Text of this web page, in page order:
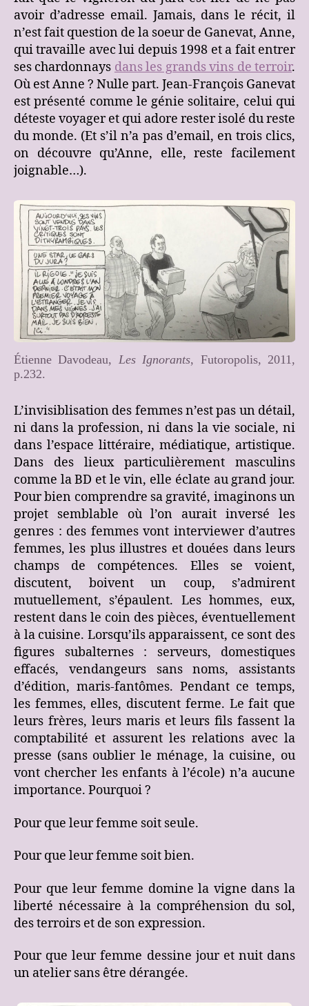
avoir d’adresse email. Jamais, dans le récit, il
n’est fait question de la soeur de Ganevat, Anne,
qui travaille avec lui depuis 1998 et a fait entrer
ses chardonnays dans les grands vins de terroir.
Où est Anne ? Nulle part. Jean-François Ganevat
est présenté comme le génie solitaire, celui qui
déteste voyager et qui adore rester isolé du reste
du monde. (Et s’il n’a pas d’email, en trois clics,
on découvre qu’Anne, elle, reste facilement
joignable…).
Étienne Davodeau, Les Ignorants, Futoropolis, 2011,
p.232.
L’invisiblisation des femmes n’est pas un détail,
ni dans la profession, ni dans la vie sociale, ni
dans l’espace littéraire, médiatique, artistique.
Dans des lieux particulièrement masculins
comme la BD et le vin, elle éclate au grand jour.
Pour bien comprendre sa gravité, imaginons un
projet semblable où l’on aurait inversé les
genres : des femmes vont interviewer d’autres
femmes, les plus illustres et douées dans leurs
champs de compétences. Elles se voient,
discutent, boivent un coup, s’admirent
mutuellement, s’épaulent. Les hommes, eux,
restent dans le coin des pièces, éventuellement
à la cuisine. Lorsqu’ils apparaissent, ce sont des
figures subalternes : serveurs, domestiques
effacés, vendangeurs sans noms, assistants
d’édition, maris-fantômes. Pendant ce temps,
les femmes, elles, discutent ferme. Le fait que
leurs frères, leurs maris et leurs fils fassent la
comptabilité et assurent les relations avec la
presse (sans oublier le ménage, la cuisine, ou
vont chercher les enfants à l’école) n’a aucune
importance. Pourquoi ?
Pour que leur femme soit seule.
Pour que leur femme soit bien.
Pour que leur femme domine la vigne dans la
liberté nécessaire à la compréhension du sol,
des terroirs et de son expression.
Pour que leur femme dessine jour et nuit dans
un atelier sans être dérangée.